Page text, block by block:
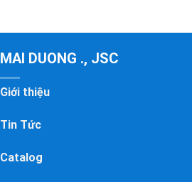
MAI DUONG ., JSC
Giới thiệu
Tin Tức
Catalog